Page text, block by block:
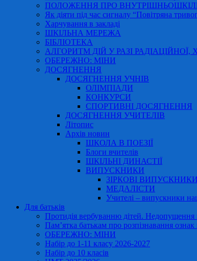
ПОЛОЖЕННЯ ПРО
Як діяти під час сигналу “Повітряна
Харчування в закладі
ШКІЛЬНА МЕРЕЖА
БІБЛІОТЕКА
АЛГОРИТМ ДІЙ У РАЗІ РАДІАЦІЙНОЇ,
ОБЕРЕЖНО: МІНИ
ДОСЯГНЕННЯ
ДОСЯГНЕННЯ УЧНІВ
ОЛІМПІАДИ
КОНКУРСИ
СПОРТИВНІ ДОСЯГНЕННЯ
ДОСЯГНЕННЯ УЧИТЕЛІВ
Літопис
Архів новин
ШКОЛА В ПОЕЗІЇ
Блоги вчителів
ШКІЛЬНІ ДИНАСТІЇ
ВИПУСКНИКИ
ЗІРКОВІ ВИПУСКНИКИ
МЕДАЛІСТИ
Учителі – випускники
Для батьків
Протидія вербуванню дітей. Недопущення
Пам’ятка батькам про розпізнавання
ОБЕРЕЖНО: МІНИ
Набір до 1-11 класу 2026-2027
Набір до 10 класів